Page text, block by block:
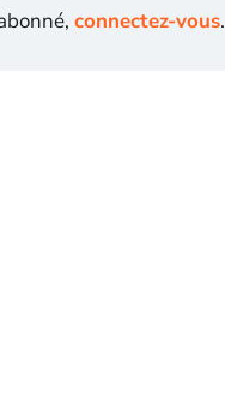
connectez-vous.